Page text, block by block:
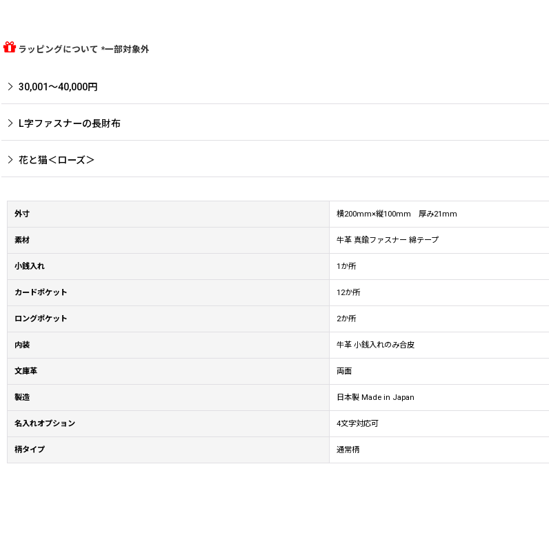
ラッピングについて *一部対象外
30,001〜40,000円
L字ファスナーの長財布
花と猫＜ローズ＞
外寸 横200mm×縦100mm 厚み21mm
素材 牛革 真鍮ファスナー 綿テープ
小銭入れ 1か所
カードポケット 12か所
ロングポケット 2か所
内装 牛革 小銭入れのみ合皮
文庫革 両面
製造 日本製 Made in Japan
名入れオプション 4文字対応可
柄タイプ 通常柄